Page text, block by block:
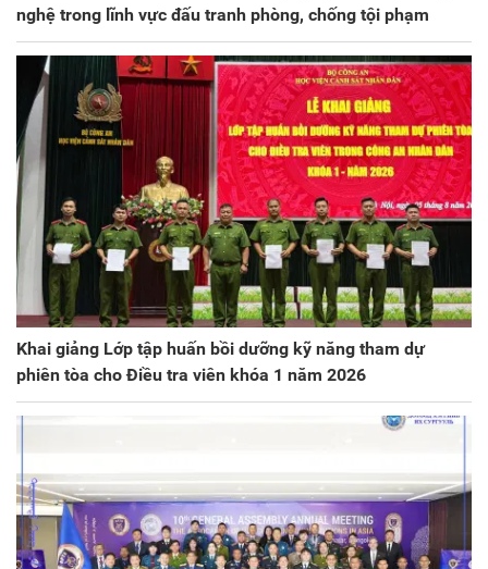
nghệ trong lĩnh vực đấu tranh phòng, chống tội phạm
Khai giảng Lớp tập huấn bồi dưỡng kỹ năng tham dự
phiên tòa cho Điều tra viên khóa 1 năm 2026